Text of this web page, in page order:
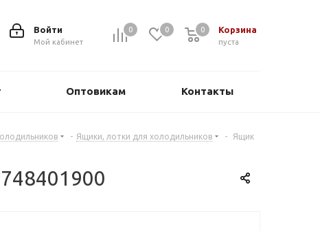
0 0 Корзина
0
пуста
0
Войти
Мой кабинет
Оптовикам Контакты
- Ящики, лотки для холодильников -
Ящик